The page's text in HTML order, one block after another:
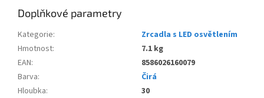
Doplňkové parametry
Kategorie:
Zrcadla s LED osvětlením
Hmotnost:
7.1 kg
EAN:
8586026160079
Barva:
Čirá
Hloubka:
30